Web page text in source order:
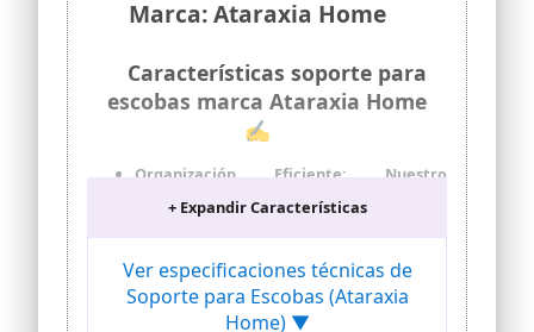
Marca: Ataraxia Home
Características soporte para
escobas marca Ataraxia Home
✍
Organización Eficiente: Nuestro
soporte perfecto para escobas de pared
que te permite colgar escobas y
fregonas de manera ordenada y
accesible, liberando espacio en tu hogar.
Adhesión Fuerte y Segura: Este soporte
+ Expandir Características
Ver especificaciones técnicas de
Soporte para Escobas (Ataraxia
Home) ▼